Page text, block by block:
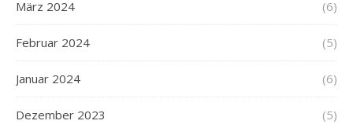
März 2024 (6)
Februar 2024 (5)
Januar 2024 (6)
Dezember 2023 (5)